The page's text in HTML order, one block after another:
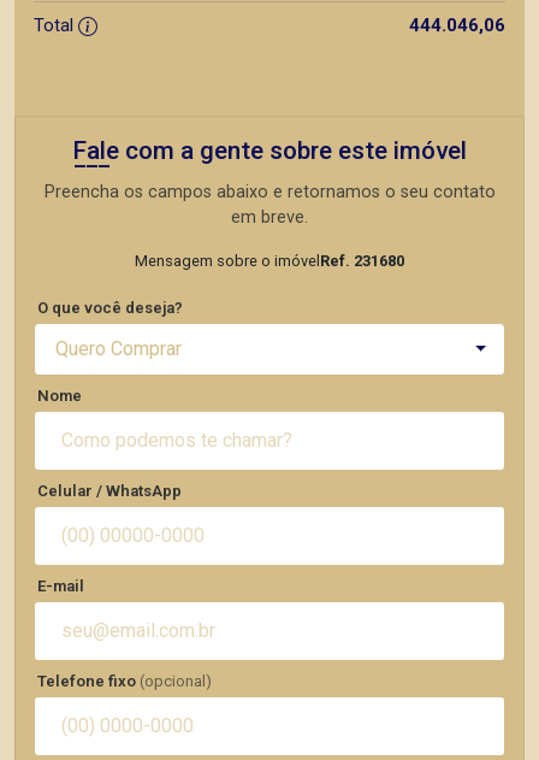
Total
444.046,06
Fale com a gente sobre este imóvel
Preencha os campos abaixo e retornamos o seu contato
em breve.
Mensagem sobre o imóvel Ref. 231680
O que você deseja?
Quero Comprar
Nome
Celular / WhatsApp
E-mail
Telefone fixo (opcional)